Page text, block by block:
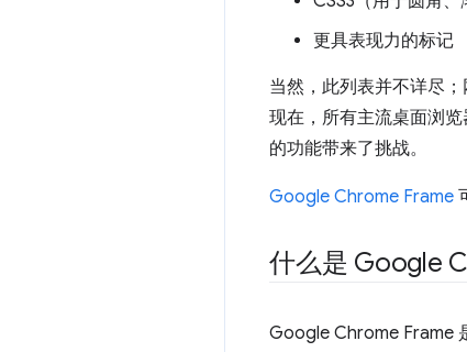
更具表现力的标记
当然，此列表并不详尽
现在，所有主流桌面浏
的功能带来了挑战。
Google Chrome Frame
什么是 Google
Google Chrome Frame